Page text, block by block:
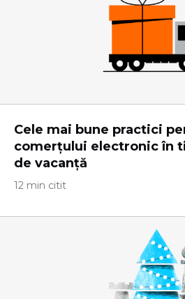
Cele mai bune practici
comerțului electronic în
de vacanță
12 min citit